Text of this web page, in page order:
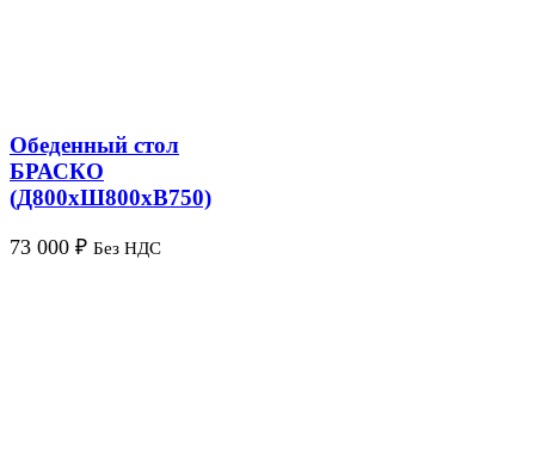
Обеденный стол
БРАСКО
(Д800хШ800хВ750)
73 000 ₽ Без НДС